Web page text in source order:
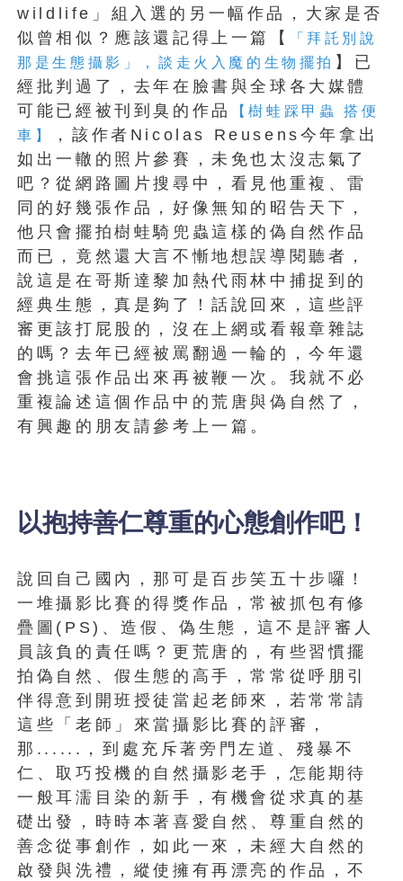
wildlife」組入選的另一幅作品，大家是否
似曾相似？應該還記得上一篇【
「拜託別說
那是生態攝影」，談走火入魔的生物擺拍 】已
經批判過了，去年在臉書與全球各大媒體
可能已經被刊到臭的作品
【樹蛙踩甲蟲 搭便
車】
，該作者Nicolas Reusens今年拿出
如出一轍的照片參賽，未免也太沒志氣了
吧？從網路圖片搜尋中，看見他重複、雷
同的好幾張作品，好像無知的昭告天下，
他只會擺拍樹蛙騎兜蟲這樣的偽自然作品
而已，竟然還大言不慚地想誤導閱聽者，
說這是在哥斯達黎加熱代雨林中捕捉到的
經典生態，真是夠了！話說回來，這些評
審更該打屁股的，沒在上網或看報章雜誌
的嗎？去年已經被罵翻過一輪的，今年還
會挑這張作品出來再被鞭一次。我就不必
重複論述這個作品中的荒唐與偽自然了，
有興趣的朋友請參考上一篇。
以抱持善仁尊重的心態創作吧！
說回自己國內，那可是百步笑五十步囉！
一堆攝影比賽的得獎作品，常被抓包有修
疊圖(PS)、造假、偽生態，這不是評審人
員該負的責任嗎？更荒唐的，有些習慣擺
拍偽自然、假生態的高手，常常從呼朋引
伴得意到開班授徒當起老師來，若常常請
這些「老師」來當攝影比賽的評審，
那......，到處充斥著旁門左道、殘暴不
仁、取巧投機的自然攝影老手，怎能期待
一般耳濡目染的新手，有機會從求真的基
礎出發，時時本著喜愛自然、尊重自然的
善念從事創作，如此一來，未經大自然的
啟發與洗禮，縱使擁有再漂亮的作品，不